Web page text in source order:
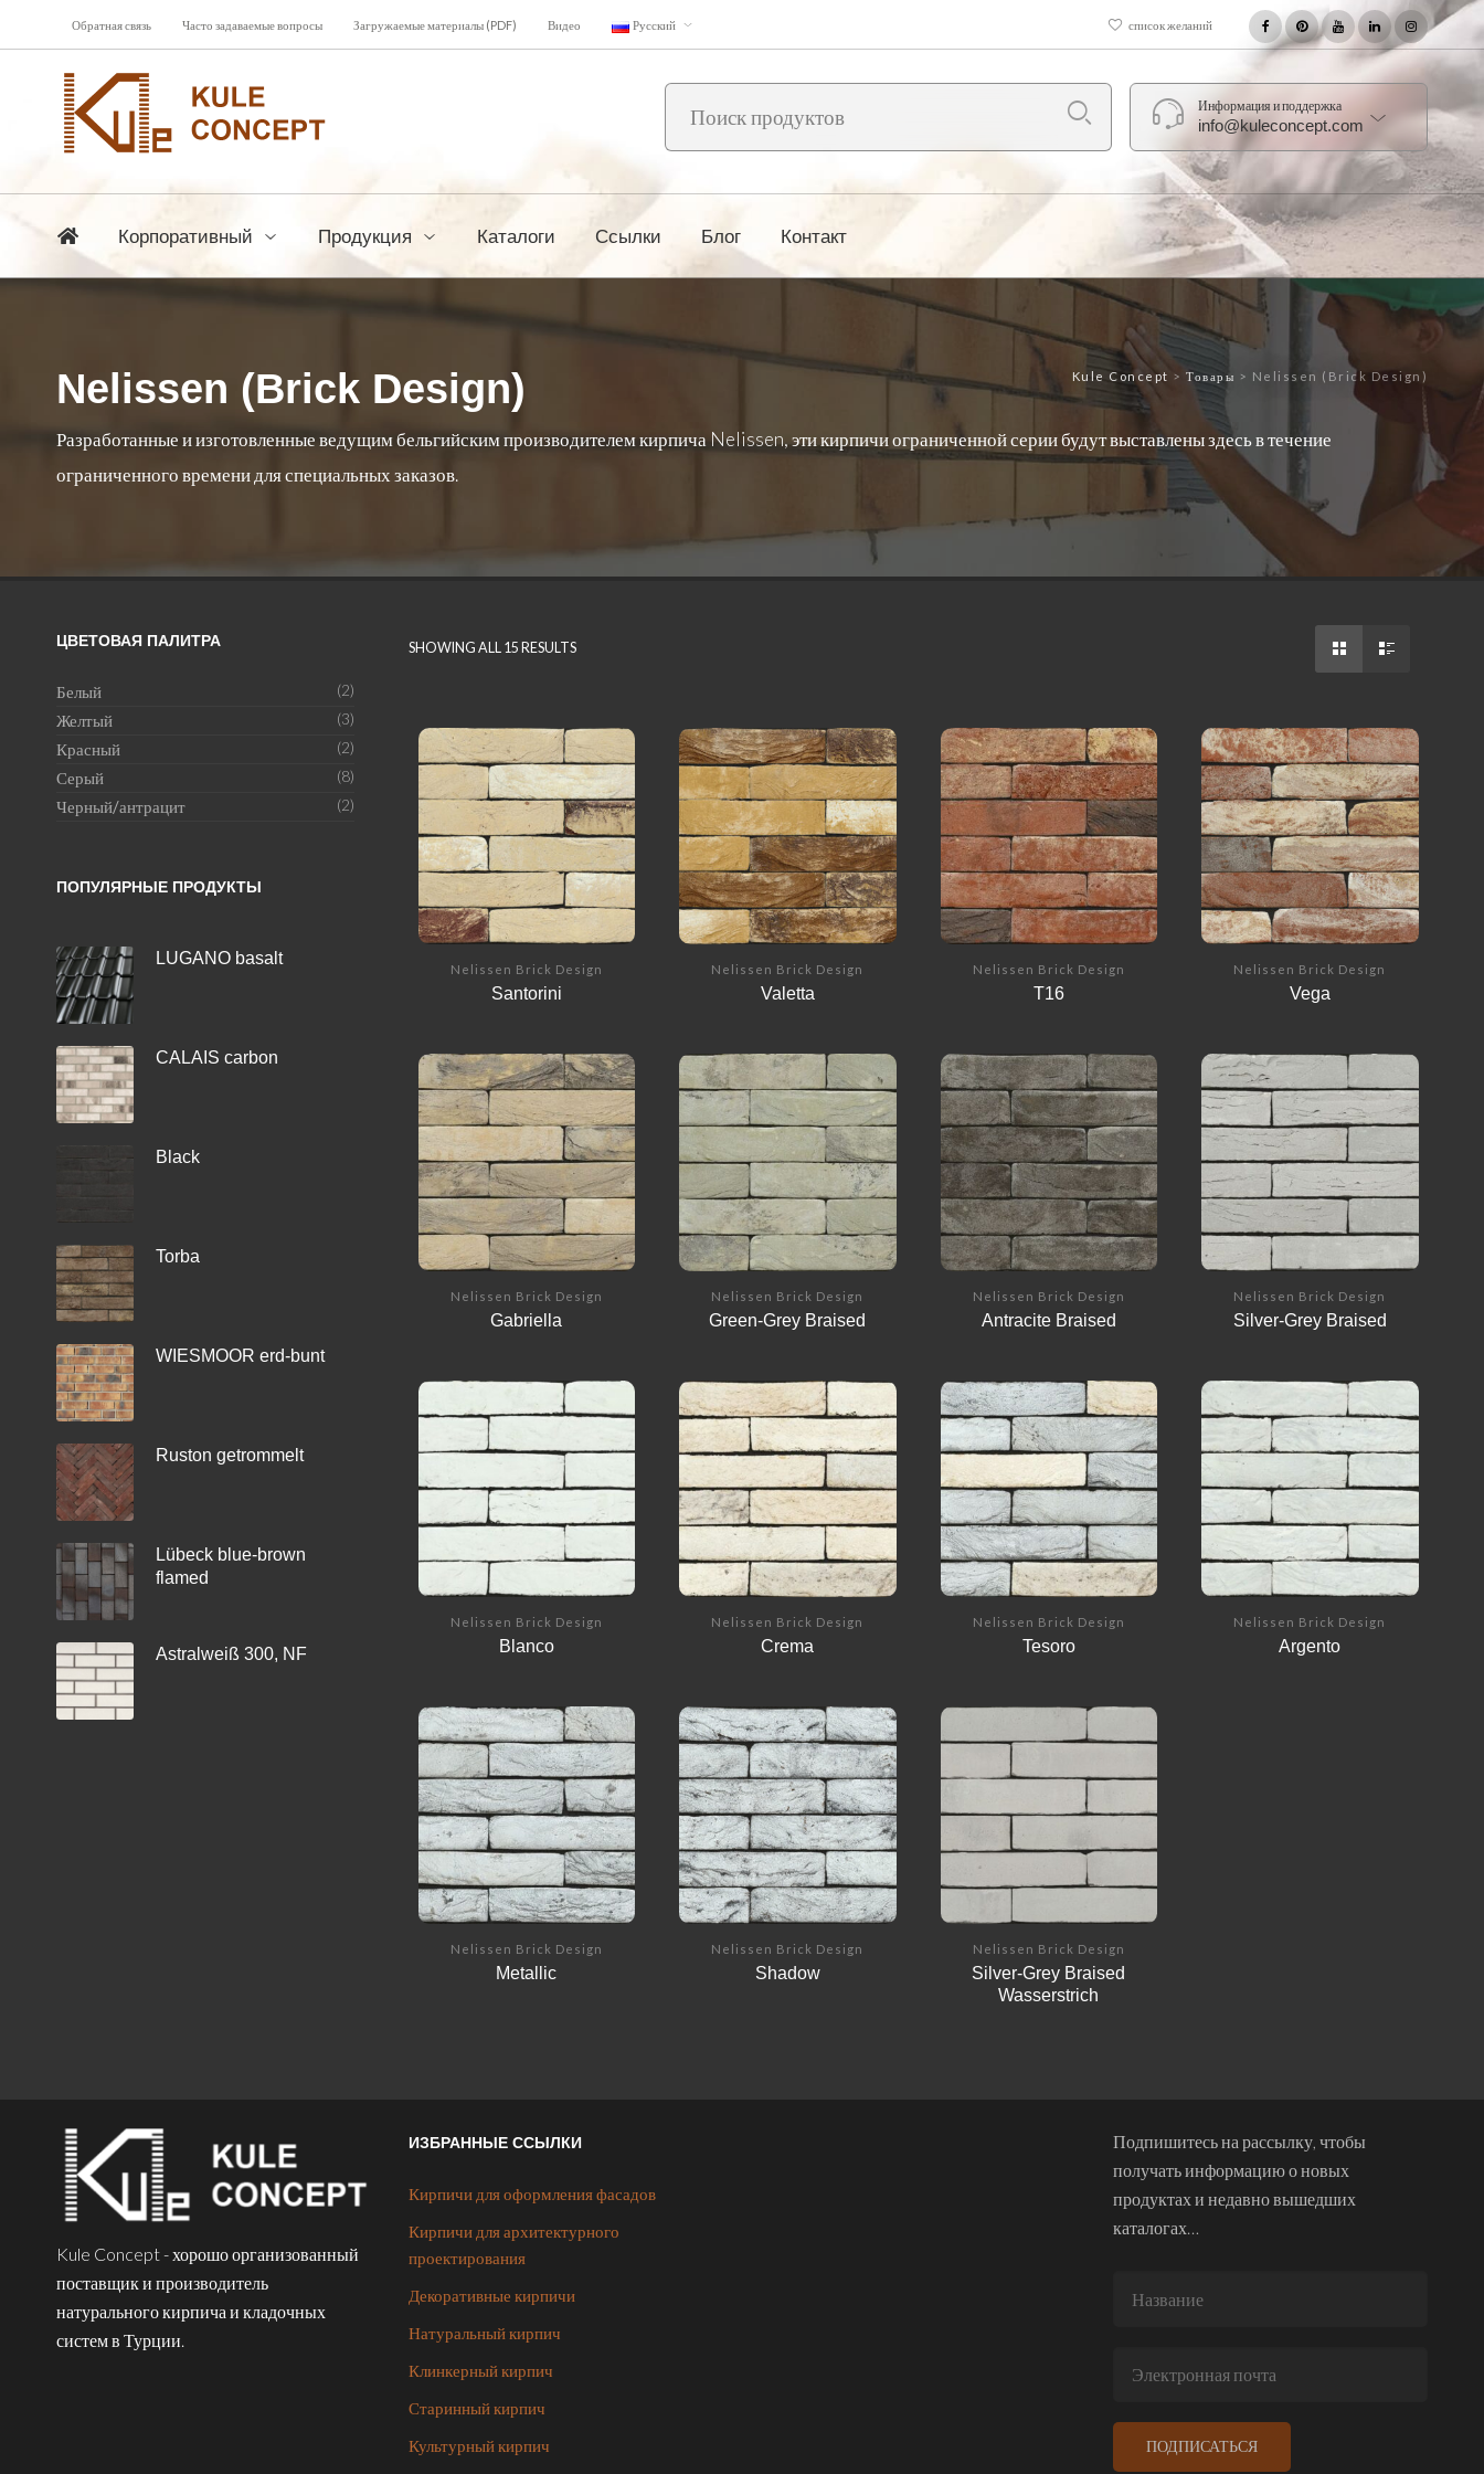
Обратная связь Часто задаваемые вопросы Загружаемые материалы (PDF) Видео Русский список желаний
Информация и поддержка
info@kuleconcept.com
Корпоративный Продукция Каталоги Ссылки Блог Контакт
Kule Concept >Товары > Nelissen (Brick Design)
Nelissen (Brick Design)
Разработанные и изготовленные ведущим бельгийским производителем кирпича Nelissen, эти кирпичи ограниченной серии будут выставлены здесь в течение
ограниченного времени для специальных заказов.
ЦВЕТОВАЯ ПАЛИТРА
Белый (2)
Желтый (3)
Красный (2)
Серый (8)
Черный/антрацит (2)
ПОПУЛЯРНЫЕ ПРОДУКТЫ
LUGANO basalt
CALAIS carbon
Black
Torba
WIESMOOR erd-bunt
Ruston getrommelt
Lübeck blue-brown
flamed
Astralweiß 300, NF
SHOWING ALL 15 RESULTS
Nelissen Brick Design
Santorini
Nelissen Brick Design
Valetta
Nelissen Brick Design
T16
Nelissen Brick Design
Vega
Nelissen Brick Design
Gabriella
Nelissen Brick Design
Green-Grey Braised
Nelissen Brick Design
Antracite Braised
Nelissen Brick Design
Silver-Grey Braised
Nelissen Brick Design
Blanco
Nelissen Brick Design
Crema
Nelissen Brick Design
Tesoro
Nelissen Brick Design
Argento
Nelissen Brick Design
Metallic
Nelissen Brick Design
Shadow
Nelissen Brick Design
Silver-Grey Braised
Wasserstrich
Kule Concept - хорошо организованный
поставщик и производитель
натурального кирпича и кладочных
систем в Турции.
ИЗБРАННЫЕ ССЫЛКИ
Кирпичи для оформления фасадов
Кирпичи для архитектурного
проектирования
Декоративные кирпичи
Натуральный кирпич
Клинкерный кирпич
Старинный кирпич
Культурный кирпич
Подпишитесь на рассылку, чтобы
получать информацию о новых
продуктах и недавно вышедших
каталогах…